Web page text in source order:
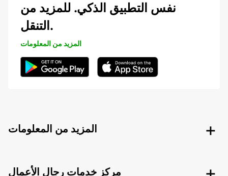
نفس التطبيق الذكي. للمزيد من
التنقل.
المزيد من المعلومات
المزيد من المعلومات
مركز خدمات رجال الأعمال